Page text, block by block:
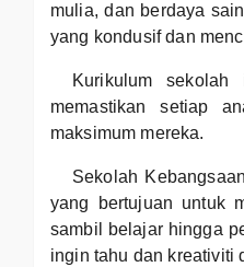
mulia, dan berdaya
yang kondusif dan
Kurikulum
memastikan setiap
maksimum mereka.
Sekolah
yang bertujuan untuk
sambil belajar hingga
ingin tahu dan kreativiti